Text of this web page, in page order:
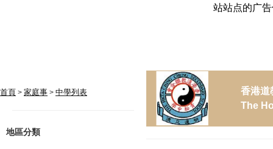
首頁 > 家庭事 > 中學列表
地區分類
香港道
The